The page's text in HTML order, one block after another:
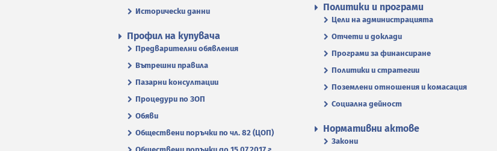
Исторически данни
Политики и програми
Цели на администрацията
Отчети и доклади
Програми за финансиране
Политики и стратегии
Поземлени отношения и комасация
Социална дейност
Профил на купувача
Предварителни обявления
Вътрешни правила
Пазарни консултации
Процедури по ЗОП
Обяви
Обществени поръчки по чл. 82 (ЦОП)
Обществени поръчки до 15.07.2017 г.
Нормативни актове
Закони